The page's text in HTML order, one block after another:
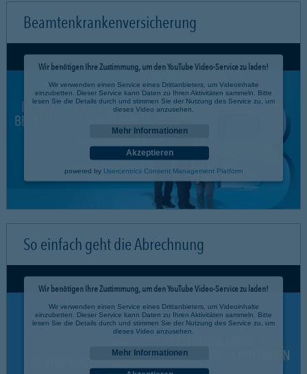
Beamtenkrankenversicherung
Wir benötigen Ihre Zustimmung, um den YouTube Video-Service zu laden!
Wir verwenden einen Service eines Drittanbieters, um Videoinhalte
einzubetten. Dieser Service kann Daten zu Ihren Aktivitäten sammeln. Bitte
lesen Sie die Details durch und stimmen Sie der Nutzung des Service zu, um
dieses Video anzusehen.
Mehr Informationen
Akzeptieren
powered by Usercentrics Consent Management Platform
So einfach geht die Abrechnung
Wir benötigen Ihre Zustimmung, um den YouTube Video-Service zu laden!
Wir verwenden einen Service eines Drittanbieters, um Videoinhalte
einzubetten. Dieser Service kann Daten zu Ihren Aktivitäten sammeln. Bitte
lesen Sie die Details durch und stimmen Sie der Nutzung des Service zu, um
dieses Video anzusehen.
Mehr Informationen